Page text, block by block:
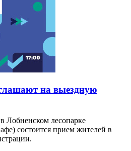
на выездную
Лобненском лесопарке
состоится прием жителей в